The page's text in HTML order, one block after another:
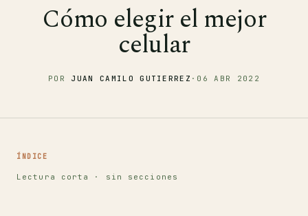
Cómo elegir el mejor
celular
POR JUAN CAMILO GUTIERREZ · 06 ABR 2022
ÍNDICE
Lectura corta · sin secciones